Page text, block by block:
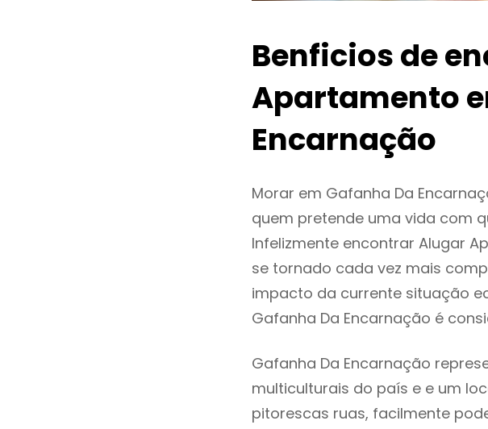
Benficios de
Apartamento
Encarnação
Morar em Gafanha Da
quem pretende uma vida com
Infelizmente encontrar Alugar
se tornado cada vez mais
impacto da currente situação
Gafanha Da Encarnação é
Gafanha Da Encarnação
multiculturais do país e e um
pitorescas ruas, facilmente